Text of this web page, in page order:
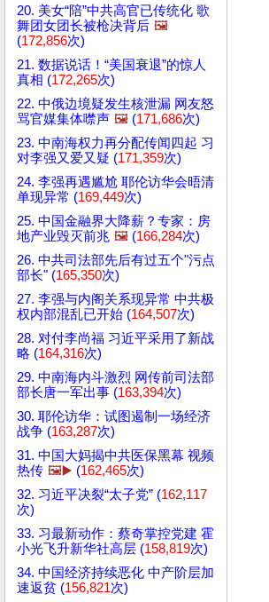
20. 美女“陪”中共高官已传统化 歌
舞团女团长被枪决背后 🖼️
(172,856次)
21. 数据说话！“美国衰退”的惊人
真相 (172,265次)
22. 中俄边境疑发生核泄漏 网友怒
骂官媒集体噤声 🖼️ (171,686次)
23. 中南海权力再分配传闻四起 习
对李强又爱又疑 (171,359次)
24. 李强再遇尴尬 耶伦访华会晤清
单现异常 (169,449次)
25. 中国金融界大降薪？专家：房
地产业毁灭前兆 🖼️ (166,284次)
26. 中共司法部先后有过五个"污点
部长" (165,350次)
27. 李强与内阁关系现异常 中共极
权内部混乱已开始 (164,507次)
28. 对付李尚福 习近平采用了新战
略 (164,316次)
29. 中南海内斗激烈 网传前司法部
部长唐一军出事 (163,394次)
30. 耶伦访华：试图遏制一场经济
战争 (163,287次)
31. 中国大妈揭中共医保黑幕 视频
热传 🖼️▶️ (162,465次)
32. 习近平决裂“太子党” (162,117
次)
33. 习最新动作：蔡奇掌控党建 霍
小光飞升新华社高层 (158,819次)
34. 中国经济持续恶化 中产阶层加
速返贫 (156,821次)